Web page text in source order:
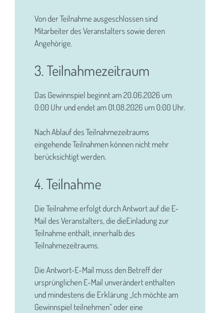
Von der Teilnahme ausgeschlossen sind
Mitarbeiter des Veranstalters sowie deren
Angehörige.
3. Teilnahmezeitraum
Das Gewinnspiel beginnt am20.06.2026 um
0:00 Uhr und endet am01.08.2026 um 0:00 Uhr.
Nach Ablauf des Teilnahmezeitraums
eingehende Teilnahmen können nicht mehr
berücksichtigt werden.
4. Teilnahme
Die Teilnahme erfolgt durch Antwort auf die E-
Mail des Veranstalters, die dieEinladung zur
Teilnahme enthält, innerhalb des
Teilnahmezeitraums.
Die Antwort-E-Mail muss den Betreff der
ursprünglichen E-Mail unverändert enthalten
und mindestens die Erklärung „Ich möchte am
Gewinnspiel teilnehmen“ oder eine